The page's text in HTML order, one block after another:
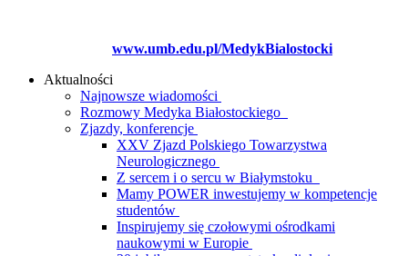
www.umb.edu.pl/MedykBialostocki
Aktualności
Najnowsze wiadomości
Rozmowy Medyka Białostockiego
Zjazdy, konferencje
XXV Zjazd Polskiego Towarzystwa
Neurologicznego
Z sercem i o sercu w Białymstoku
Mamy POWER inwestujemy w kompetencje
studentów
Inspirujemy się czołowymi ośrodkami
naukowymi w Europie